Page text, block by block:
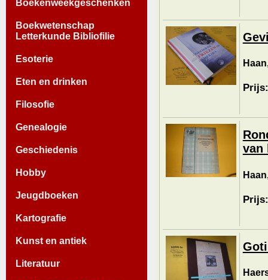
Boekenweekgeschenken
Boekwetenschap
Letterkunde Bibliofilie
Esoterie
Eten en drinken
Filosofie
Genealogie
Geschiedenis
Hobby
Jeugdboeken
Kartografie
Kunst en antiek
Literatuur
van